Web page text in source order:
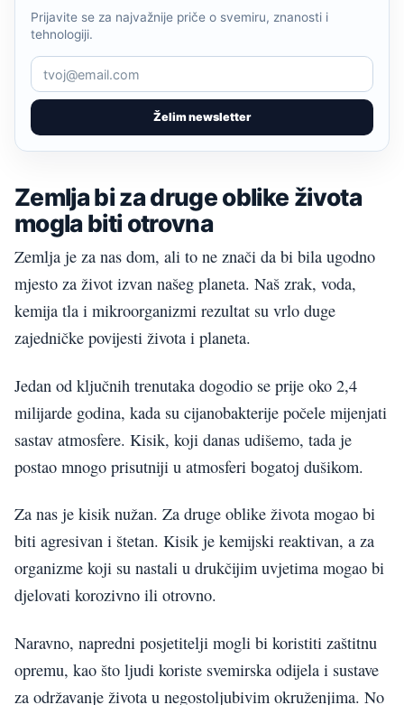
Želim newsletter
Prijavite se za najvažnije priče o svemiru, znanosti i
tehnologiji.
Zemlja bi za druge oblike života
mogla biti otrovna
Zemlja je za nas dom, ali to ne znači da bi bila ugodno
mjesto za život izvan našeg planeta. Naš zrak, voda,
kemija tla i mikroorganizmi rezultat su vrlo duge
zajedničke povijesti života i planeta.
Jedan od ključnih trenutaka dogodio se prije oko 2,4
milijarde godina, kada su cijanobakterije počele mijenjati
sastav atmosfere. Kisik, koji danas udišemo, tada je
postao mnogo prisutniji u atmosferi bogatoj dušikom.
Za nas je kisik nužan. Za druge oblike života mogao bi
biti agresivan i štetan. Kisik je kemijski reaktivan, a za
organizme koji su nastali u drukčijim uvjetima mogao bi
djelovati korozivno ili otrovno.
Naravno, napredni posjetitelji mogli bi koristiti zaštitnu
opremu, kao što ljudi koriste svemirska odijela i sustave
za održavanje života u negostoljubivim okruženjima. No